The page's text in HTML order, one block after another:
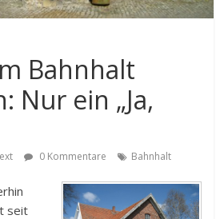
Bahnhalt
Nur ein „Ja,
0 Kommentare Bahnhalt
seit